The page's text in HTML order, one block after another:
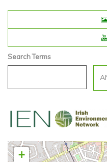
Search Terms
+